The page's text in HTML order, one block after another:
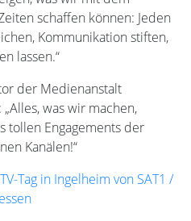
schaffen können: Jeden
Kommunikation stiften,
lassen.“
der Medienanstalt
was wir machen,
tollen Engagements der
Kanälen!“
Tag in Ingelheim von SAT1 /